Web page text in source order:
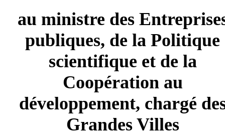
au ministre des
publiques, de la Politique
scientifique et de la
Coopération au
développement, chargé
Grandes Villes